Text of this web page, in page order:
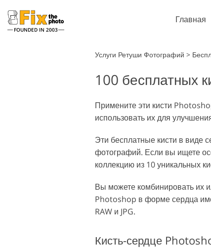
FOUNDED IN 2003
Главная
Ретушь Свадебных Фото
Сервисы ретуши товаров
Lightroom
Пресеты Lightroom
LR
Пресеты - Лучшее
Мобильная коллекция
Услуги Ретуши Фотографий >
100 бесплатных
Примените эти кисти
использовать их для
Эти бесплатные кисти в виде
фотографий. Если вы ищете
коллекцию из 10 уникальных
Вы можете комбинировать их
Photoshop в форме сердца
RAW и JPG.
Кисть-сердце